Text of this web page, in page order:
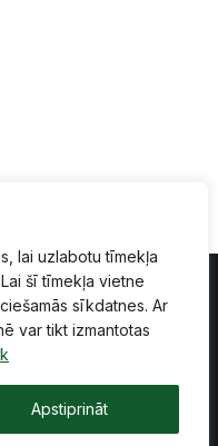
lai uzlabotu tīmekļa
šī tīmekļa vietne
sīkdatnes. Ar
var tikt izmantotas
Apstiprināt
Lapas karte
tiesības aizsargātas.